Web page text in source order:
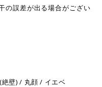
の誤差が出る場合がござい
壁) / 丸顔 / イエベ